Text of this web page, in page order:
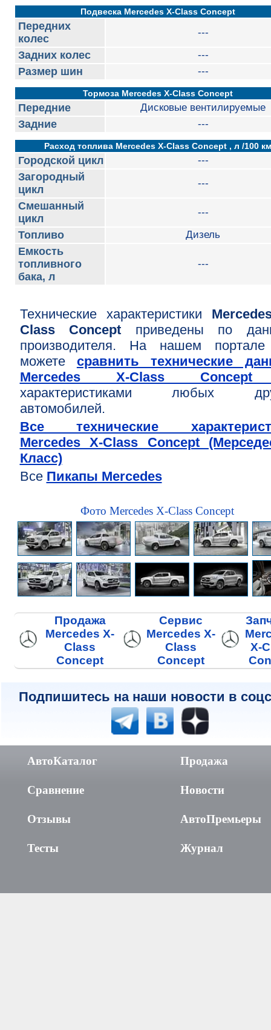
Подвеска Mercedes X-Class Concept
Передних
колес
---
Задних колес ---
Размер шин ---
Тормоза Mercedes X-Class Concept
Передние Дисковые вентилируемые
Задние ---
Расход топлива Mercedes X-Class Concept , л /100 км
Городской цикл ---
Загородный
цикл
---
Смешанный
цикл
---
Топливо Дизель
Емкость
топливного
бака, л
---
Технические характеристики
Class Concept приведены по
производителя. На нашем
можете сравнить технические
Mercedes X-Class
характеристиками любых
автомобилей.
Все технические
Mercedes X-Class Concept
Класс)
Все Пикапы Mercedes
Фото Mercedes X-Class Concept
Продажа
Mercedes X-
Class
Concept
Сервис
Mercedes X-
Class
Concept
X-
Подпишитесь на наши новости в
АвтоКаталог
Сравнение
Отзывы
Тесты
Продажа
Новости
АвтоПремьеры
Журнал